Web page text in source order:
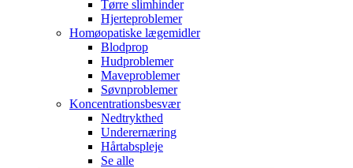
Tørre slimhinder
Hjerteproblemer
Homøopatiske lægemidler
Blodprop
Hudproblemer
Maveproblemer
Søvnproblemer
Koncentrationsbesvær
Nedtrykthed
Underernæring
Hårtabspleje
Se alle